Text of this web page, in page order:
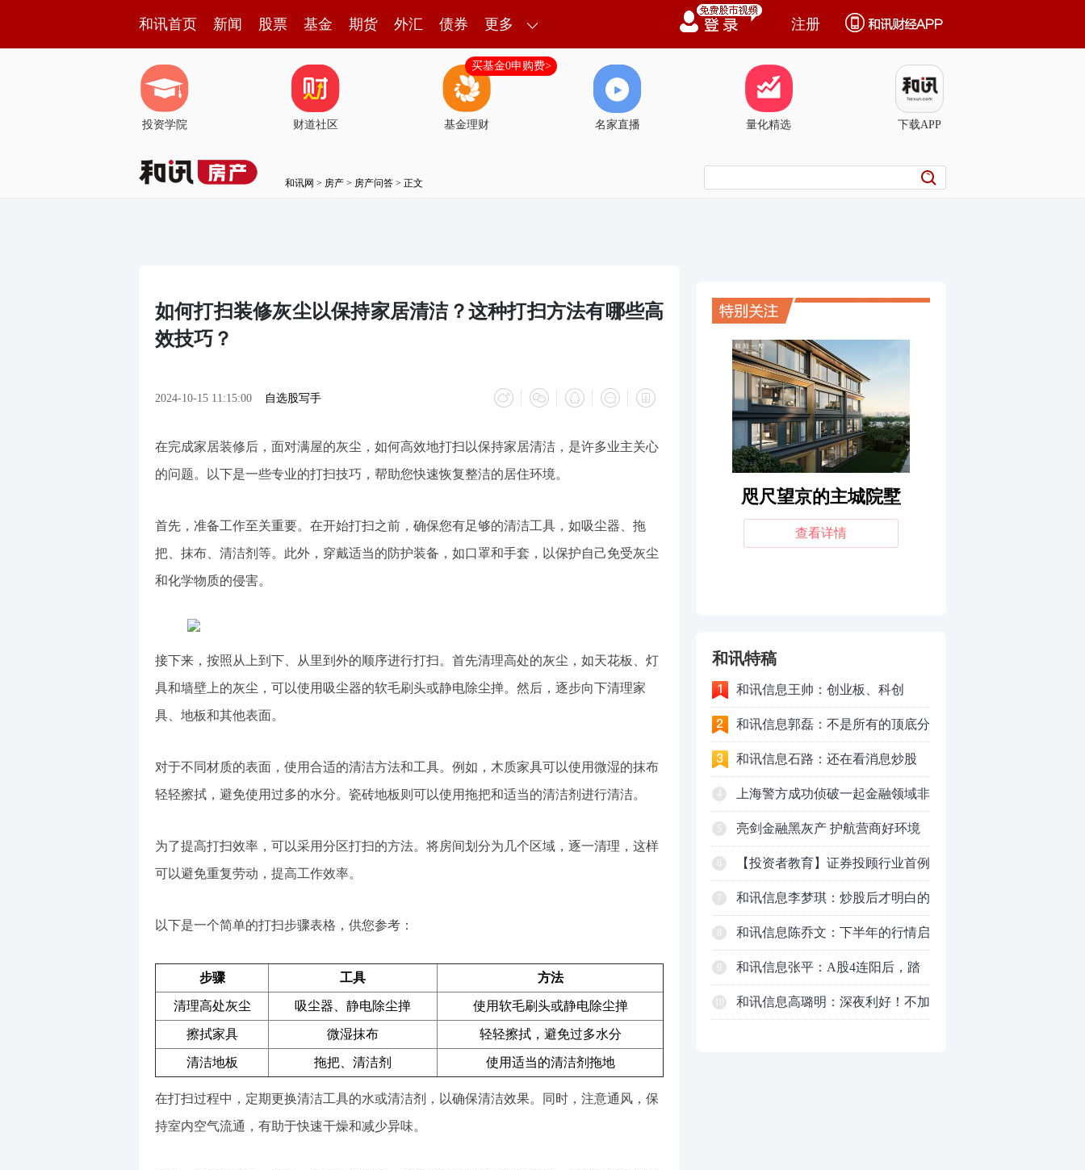
和讯首页 新闻 股票 基金 期货 外汇 债券 更多 注册
投资学院 财道社区 基金理财
买基金0申购费>
名家直播 量化精选 下载APP
和讯网 > 房产 > 房产问答 > 正文
如何打扫装修灰尘以保持家居清洁？这种打扫方法有哪些高
效技巧？
2024-10-15 11:15:00 自选股写手
在完成家居装修后，面对满屋的灰尘，如何高效地打扫以保持家居清洁，是许多业主关心
的问题。以下是一些专业的打扫技巧，帮助您快速恢复整洁的居住环境。
首先，准备工作至关重要。在开始打扫之前，确保您有足够的清洁工具，如吸尘器、拖
把、抹布、清洁剂等。此外，穿戴适当的防护装备，如口罩和手套，以保护自己免受灰尘
和化学物质的侵害。
接下来，按照从上到下、从里到外的顺序进行打扫。首先清理高处的灰尘，如天花板、灯
具和墙壁上的灰尘，可以使用吸尘器的软毛刷头或静电除尘掸。然后，逐步向下清理家
具、地板和其他表面。
对于不同材质的表面，使用合适的清洁方法和工具。例如，木质家具可以使用微湿的抹布
轻轻擦拭，避免使用过多的水分。瓷砖地板则可以使用拖把和适当的清洁剂进行清洁。
为了提高打扫效率，可以采用分区打扫的方法。将房间划分为几个区域，逐一清理，这样
可以避免重复劳动，提高工作效率。
以下是一个简单的打扫步骤表格，供您参考：
步骤 工具 方法
清理高处灰尘 吸尘器、静电除尘掸 使用软毛刷头或静电除尘掸
擦拭家具 微湿抹布 轻轻擦拭，避免过多水分
清洁地板 拖把、清洁剂 使用适当的清洁剂拖地
在打扫过程中，定期更换清洁工具的水或清洁剂，以确保清洁效果。同时，注意通风，保
持室内空气流通，有助于快速干燥和减少异味。
和讯特稿
和讯信息王帅：创业板、科创
50VS银行，底部区间与顶部区间
和讯信息郭磊：不是所有的顶底分
型都是顶底！
和讯信息石路：还在看消息炒股
吗？
上海警方成功侦破一起金融领域非
法代理维权敲诈勒索案件
5 亮剑金融黑灰产 护航营商好环境
——上海普陀严打“代理维权”敲诈
犯罪、筑牢金融法治屏障
【投资者教育】证券投顾行业首例
以敲诈勒索罪定罪的非法代理维权
案二审宣判，主犯获刑五年
7 和讯信息李梦琪：炒股后才明白的
九个人生道理
和讯信息陈乔文：下半年的行情启
动了
和讯信息张平：A股4连阳后，踏
空怎么办？结构性回补！
和讯信息高璐明：深夜利好！不加